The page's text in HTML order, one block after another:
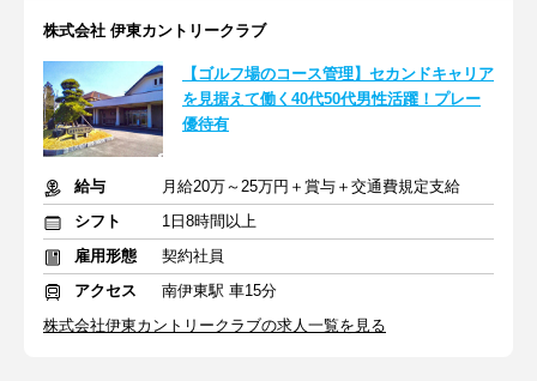
株式会社 伊東カントリークラブ
【ゴルフ場のコース管理】セカンドキャリア
を見据えて働く40代50代男性活躍！プレー
優待有
給与
月給20万～25万円＋賞与＋交通費規定支給
シフト
1日8時間以上
雇用形態
契約社員
アクセス
南伊東駅 車15分
株式会社伊東カントリークラブの求人一覧を見る